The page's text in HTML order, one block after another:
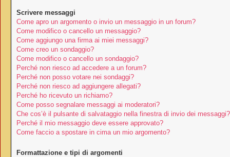
Scrivere messaggi
Come apro un argomento o invio un messaggio in un forum?
Come modifico o cancello un messaggio?
Come aggiungo una firma ai miei messaggi?
Come creo un sondaggio?
Come modifico o cancello un sondaggio?
Perché non riesco ad accedere a un forum?
Perché non posso votare nei sondaggi?
Perché non riesco ad aggiungere allegati?
Perché ho ricevuto un richiamo?
Come posso segnalare messaggi ai moderatori?
Che cos’è il pulsante di salvataggio nella finestra di invio dei messaggi?
Perché il mio messaggio deve essere approvato?
Come faccio a spostare in cima un mio argomento?
Formattazione e tipi di argomenti